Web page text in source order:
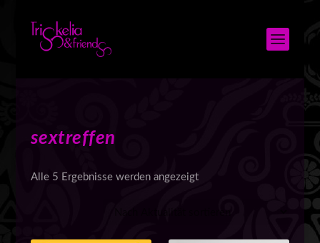
sextreffen
Alle 5 Ergebnisse werden angezeigtN